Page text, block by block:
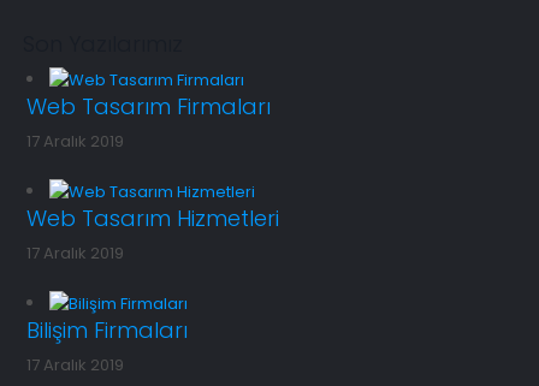
Web Tasarım Firmaları
17 Aralık 2019
Web Tasarım Hizmetleri
17 Aralık 2019
Bilişim Firmaları
17 Aralık 2019